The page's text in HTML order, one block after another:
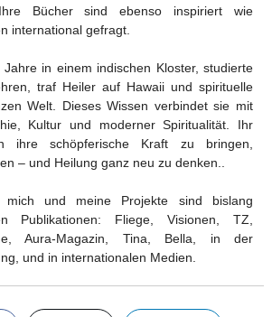
Bücher sind ebenso inspiriert wie
international gefragt.
in einem indischen Kloster, studierte
traf Heiler auf Hawaii und spirituelle
Welt. Dieses Wissen verbindet sie mit
Kultur und moderner Spiritualität. Ihr
ihre schöpferische Kraft zu bringen,
– und Heilung ganz neu zu denken..
mich und meine Projekte sind bislang
Publikationen: Fliege, Visionen, TZ,
Aura-Magazin, Tina, Bella, in der
und in internationalen Medien.